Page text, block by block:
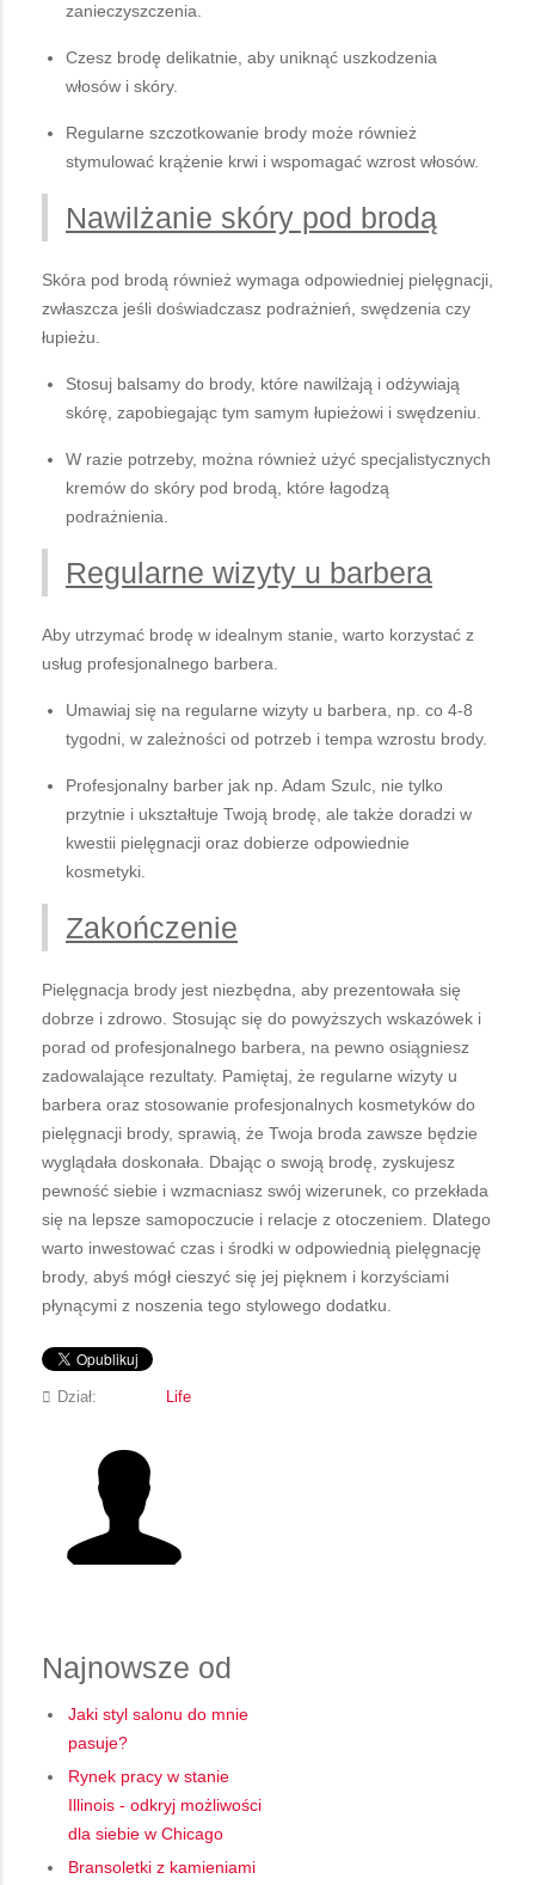
zanieczyszczenia.
Czesz brodę delikatnie, aby uniknąć uszkodzenia
włosów i skóry.
Regularne szczotkowanie brody może również
stymulować krążenie krwi i wspomagać wzrost włosów.
Nawilżanie skóry pod brodą
Skóra pod brodą również wymaga odpowiedniej pielęgnacji,
zwłaszcza jeśli doświadczasz podrażnień, swędzenia czy
łupieżu.
Stosuj balsamy do brody, które nawilżają i odżywiają
skórę, zapobiegając tym samym łupieżowi i swędzeniu.
W razie potrzeby, można również użyć specjalistycznych
kremów do skóry pod brodą, które łagodzą
podrażnienia.
Regularne wizyty u barbera
Aby utrzymać brodę w idealnym stanie, warto korzystać z
usług profesjonalnego barbera.
Umawiaj się na regularne wizyty u barbera, np. co 4-8
tygodni, w zależności od potrzeb i tempa wzrostu brody.
Profesjonalny barber jak np. Adam Szulc, nie tylko
przytnie i ukształtuje Twoją brodę, ale także doradzi w
kwestii pielęgnacji oraz dobierze odpowiednie
kosmetyki.
Zakończenie
Pielęgnacja brody jest niezbędna, aby prezentowała się
dobrze i zdrowo. Stosując się do powyższych wskazówek i
porad od profesjonalnego barbera, na pewno osiągniesz
zadowalające rezultaty. Pamiętaj, że regularne wizyty u
barbera oraz stosowanie profesjonalnych kosmetyków do
pielęgnacji brody, sprawią, że Twoja broda zawsze będzie
wyglądała doskonała. Dbając o swoją brodę, zyskujesz
pewność siebie i wzmacniasz swój wizerunek, co przekłada
się na lepsze samopoczucie i relacje z otoczeniem. Dlatego
warto inwestować czas i środki w odpowiednią pielęgnację
brody, abyś mógł cieszyć się jej pięknem i korzyściami
płynącymi z noszenia tego stylowego dodatku.
Dział: Life
Najnowsze od
Jaki styl salonu do mnie
pasuje?
Rynek pracy w stanie
Illinois - odkryj możliwości
dla siebie w Chicago
Bransoletki z kamieniami